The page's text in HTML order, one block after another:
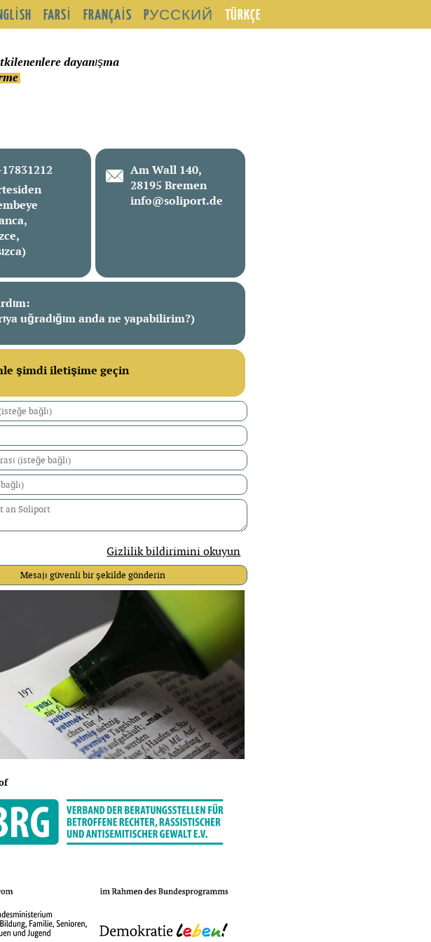
FARSI FRANÇAIS PУССКИЙ TÜRKÇE
dayanışma
Am Wall 140,
28195 Bremen
info@soliport.de
uğradığım anda ne yapabilirim?)
şimdi iletişime geçin
Gizlilik bildirimini okuyun